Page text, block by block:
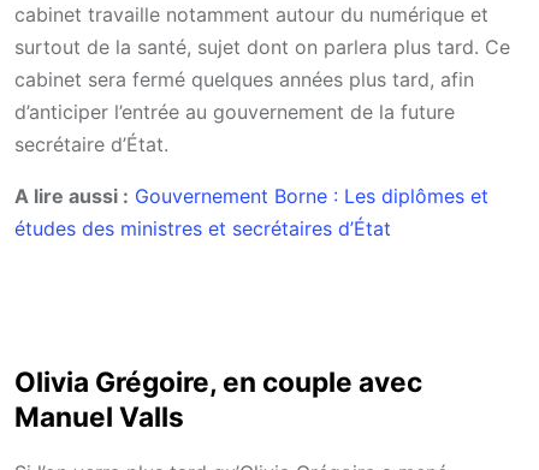
cabinet travaille notamment autour du numérique et
surtout de la santé, sujet dont on parlera plus tard. Ce
cabinet sera fermé quelques années plus tard, afin
d’anticiper l’entrée au gouvernement de la future
secrétaire d’État.
A lire aussi : Gouvernement Borne : Les diplômes et
études des ministres et secrétaires d’État
Olivia Grégoire, en couple avec
Manuel Valls